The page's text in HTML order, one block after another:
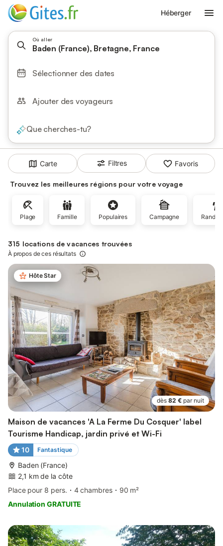
Héberger
Où aller
Baden (France), Bretagne, France
Sélectionner des dates
Ajouter des voyageurs
Que cherches-tu?
Carte Filtres Favoris
Trouvez les meilleures régions pour votre voyage
Plage Famille Populaires Campagne
315 locations de vacances trouvées
À propos de ces résultats
Hôte Star
dès 82 € par nuit
Maison de vacances 'A La Ferme Du Cosquer' label
Tourisme Handicap, jardin privé et Wi-Fi
10 Fantastique
Baden (France)
2,1 km de la côte
Place pour 8 pers.
4 chambres
90 m²
Annulation GRATUITE